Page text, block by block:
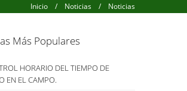
Inicio / Noticias / Noticias
Más Populares
HORARIO DEL TIEMPO DE
EN EL CAMPO.